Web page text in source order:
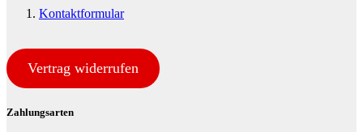
Kontaktformular
Vertrag widerrufen
Zahlungsarten